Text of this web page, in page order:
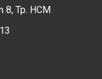
8, Tp. HCM